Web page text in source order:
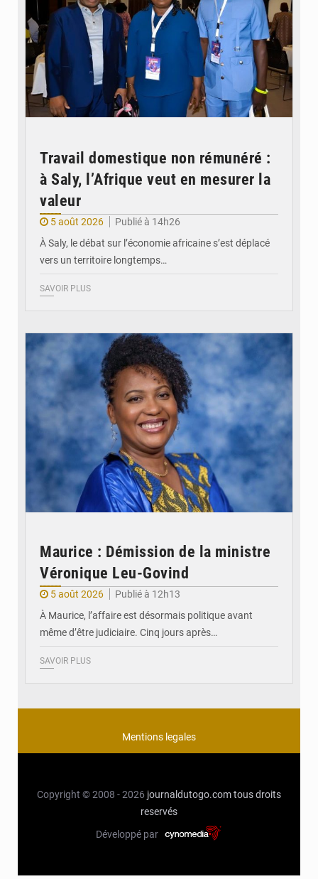
Travail domestique non rémunéré :
à Saly, l’Afrique veut en mesurer la
valeur
5 août 2026
Publié à 14h26
À Saly, le débat sur l’économie africaine s’est déplacé
vers un territoire longtemps…
SAVOIR PLUS
Maurice : Démission de la ministre
Véronique Leu-Govind
5 août 2026
Publié à 12h13
À Maurice, l’affaire est désormais politique avant
même d’être judiciaire. Cinq jours après…
SAVOIR PLUS
Mentions legales
Copyright © 2008 - 2026 journaldutogo.comtous droits
reservés
Développé par